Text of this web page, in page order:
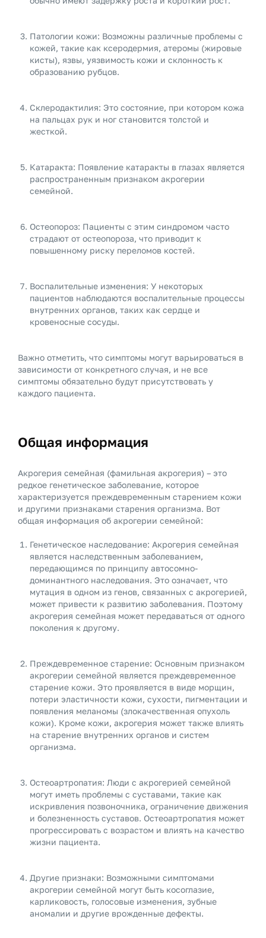
Патологии кожи: Возможны различные проблемы с
кожей, такие как ксеродермия, атеромы (жировые
кисты), язвы, уязвимость кожи и склонность к
образованию рубцов.
Склеродактилия: Это состояние, при котором кожа
на пальцах рук и ног становится толстой и
жесткой.
Катаракта: Появление катаракты в глазах является
распространенным признаком акрогерии
семейной.
Остеопороз: Пациенты с этим синдромом часто
страдают от остеопороза, что приводит к
повышенному риску переломов костей.
Воспалительные изменения: У некоторых
пациентов наблюдаются воспалительные процессы
внутренних органов, таких как сердце и
кровеносные сосуды.
Важно отметить, что симптомы могут варьироваться в
зависимости от конкретного случая, и не все
симптомы обязательно будут присутствовать у
каждого пациента.
Общая информация
Акрогерия семейная (фамильная акрогерия) – это
редкое генетическое заболевание, которое
характеризуется преждевременным старением кожи
и другими признаками старения организма. Вот
общая информация об акрогерии семейной:
Генетическое наследование: Акрогерия семейная
является наследственным заболеванием,
передающимся по принципу автосомно-
доминантного наследования. Это означает, что
мутация в одном из генов, связанных с акрогерией,
может привести к развитию заболевания. Поэтому
акрогерия семейная может передаваться от одного
поколения к другому.
Преждевременное старение: Основным признаком
акрогерии семейной является преждевременное
старение кожи. Это проявляется в виде морщин,
потери эластичности кожи, сухости, пигментации и
появления меланомы (злокачественная опухоль
кожи). Кроме кожи, акрогерия может также влиять
на старение внутренних органов и систем
организма.
Остеоартропатия: Люди с акрогерией семейной
могут иметь проблемы с суставами, такие как
искривления позвоночника, ограничение движения
и болезненность суставов. Остеоартропатия может
прогрессировать с возрастом и влиять на качество
жизни пациента.
Другие признаки: Возможными симптомами
акрогерии семейной могут быть косоглазие,
карликовость, голосовые изменения, зубные
аномалии и другие врожденные дефекты.